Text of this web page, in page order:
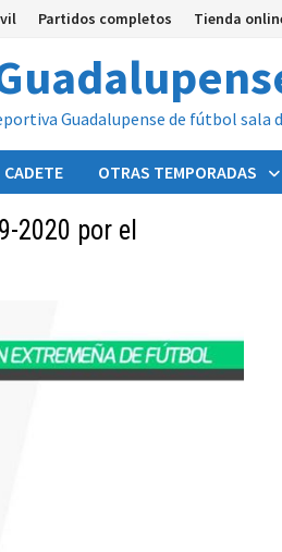
Partidos completos Tienda
Guadalupense de fútbol sala
CADETE OTRAS TEMPORADAS
2020 por el